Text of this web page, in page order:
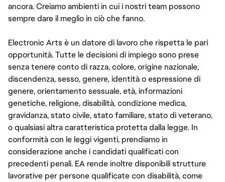
ancora. Creiamo ambienti in cui i nostri team possono
sempre dare il meglio in ciò che fanno.
Electronic Arts è un datore di lavoro che rispetta le pari
opportunità. Tutte le decisioni di impiego sono prese
senza tenere conto di razza, colore, origine nazionale,
discendenza, sesso, genere, identità o espressione di
genere, orientamento sessuale, età, informazioni
genetiche, religione, disabilità, condizione medica,
gravidanza, stato civile, stato familiare, stato di veterano,
o qualsiasi altra caratteristica protetta dalla legge. In
conformità con le leggi vigenti, prendiamo in
considerazione anche i candidati qualificati con
precedenti penali. EA rende inoltre disponibili strutture
lavorative per persone qualificate con disabilità, come